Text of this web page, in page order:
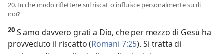
20. In che modo riflettere sul riscatto influisce personalmente su di
noi?
20 Siamo davvero grati a Dio, che per mezzo di Gesù ha
provveduto il riscatto (Romani 7:25). Si tratta di